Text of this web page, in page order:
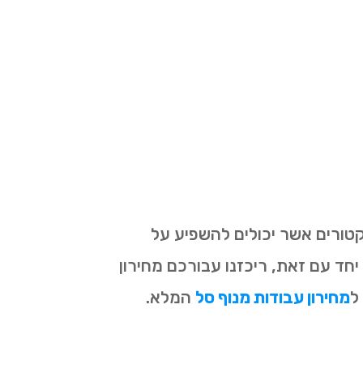
אשר יכולים להשפיע על
עם זאת, ריכזנו עבורכם מחירון
למחירון עבודות מנוף סל המלא.